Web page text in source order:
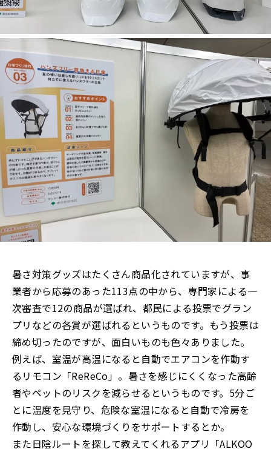
暑さ対策グッズはたくさん商品化されていますが、事
業者から応募のあった113点の中から、専門家による一
次審査で12の商品が選ばれ、都民による投票でグラン
プリなどの各賞が選ばれるというものです。もう投票は
締め切ったのですが、面白いものも色々ありました。
例えば、室温が高温になると自動でエアコンを作動す
るリモコン「ReReCo」。暑さを感じにくくなった高齢
者やペットのリスクを減らせるというものです。5分ご
とに温度を見守り、危険な室温になると自動で冷房を
作動し、安心な環境づくりをサポートするとか。
また日陰ルートを探して教えてくれるアプリ「ALKOO